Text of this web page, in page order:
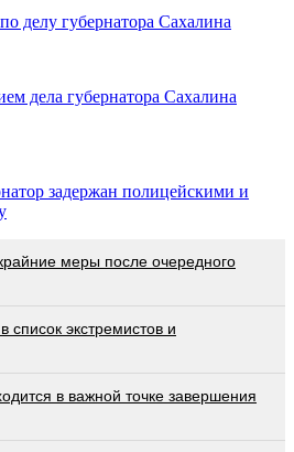
делу губернатора Сахалина
дела губернатора Сахалина
задержан полицейскими и
меры после очередного
список экстремистов и
в важной точке завершения